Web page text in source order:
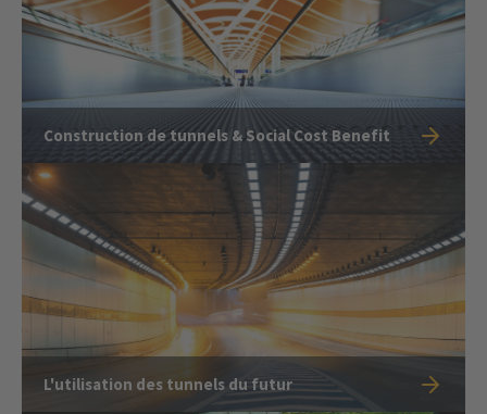
Construction de tunnels & Social Cost Benefit
L'utilisation des tunnels du futur